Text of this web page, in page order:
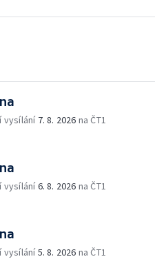
vysílání 7. 8. 2026 na ČT1
vysílání6. 8. 2026 na ČT1
vysílání5. 8. 2026 na ČT1